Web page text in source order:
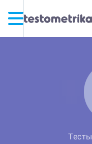
Тесты